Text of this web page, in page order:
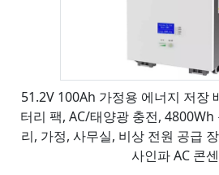
51.2V 100Ah 가정용 에너지 저장
터리 팩, AC/태양광 충전,
리, 가정, 사무실, 비상 전원 공급
사인파 AC 콘